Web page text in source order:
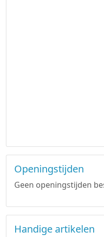
Openingstijden
Geen openingstijden
Handige artikelen